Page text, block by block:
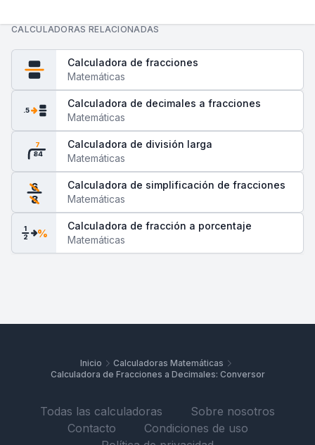
CALCULADORAS RELACIONADAS
Calculadora de fracciones
Matemáticas
.5
Calculadora de decimales a fracciones
Matemáticas
84
7
Calculadora de división larga
Matemáticas
6
8
Calculadora de simplificación de fracciones
Matemáticas
1
2 %
Calculadora de fracción a porcentaje
Matemáticas
Inicio
Calculadoras Matemáticas
Calculadora de Fracciones a Decimales: Conversor
Todas las calculadoras
Sobre nosotros
Contacto
Condiciones de uso